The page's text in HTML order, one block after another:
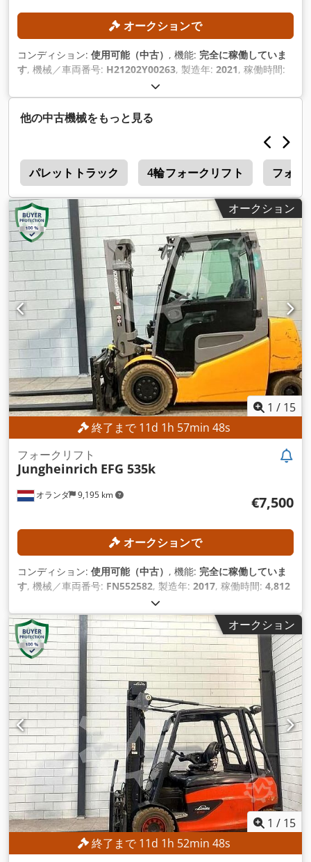
オークションで
コンディション: 使用可能（中古） , 機能: 完全に稼働していま
す, 機械／車両番号: H21202Y00263, 製造年: 2021, 稼働時間:
3,500 kg（キログラム）
燃料の種類:ガス, マスト型式:トリプレックス,
他の中古機械をもっと見る
パレットトラック 4輪フォークリフト フォー
オークション
1 / 15
終了まで11d 1h 57min 45s
オランダ 9,195 km
フォークリフト
Jungheinrich EFG 535k
€7,500
オークションで
コンディション: 使用可能（中古） , 機能: 完全に稼働していま
す, 機械／車両番号: FN552582, 製造年: 2017, 稼働時間: 4,812
3,500 kg（キログラム）
リフト:1,780 mm, マスト型式:トリプレックス, フォーク長:
1,600 mm, オークション
1 / 15
終了まで11d 1h 52min 45s